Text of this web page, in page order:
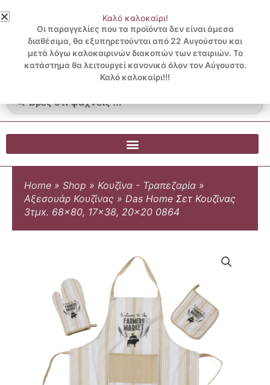
στο
περιεχόμενο
3 ΔΟΣΕΙΣ ΧΩΡΙΣ ΠΙΣΤΩΤΙΚΗ ΜΕ KLARNA
...
Λογαριασμός
Blog
0.00€
0
Cart
Home » Shop » Κουζίνα - Τραπεζαρία »
Αξεσουάρ Κουζίνας » Das Home Σετ Κουζίνας
3τμx. 68×80, 17×38, 20×20 0864
Καλό καλοκαίρι!
Οι παραγγελίες που τα προϊόντα δεν είναι άμεσα
διαθέσιμα, θα εξυπηρετούνται από 22 Αυγούστου και
μετά λόγω καλοκαιρινών διακοπών των εταιριών. Το
κατάστημα θα λειτουργεί κανονικά όλον τον Αύγουστο.
Καλό καλοκαίρι!!!